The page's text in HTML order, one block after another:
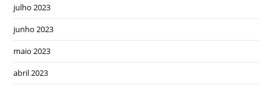
julho 2023
junho 2023
maio 2023
abril 2023